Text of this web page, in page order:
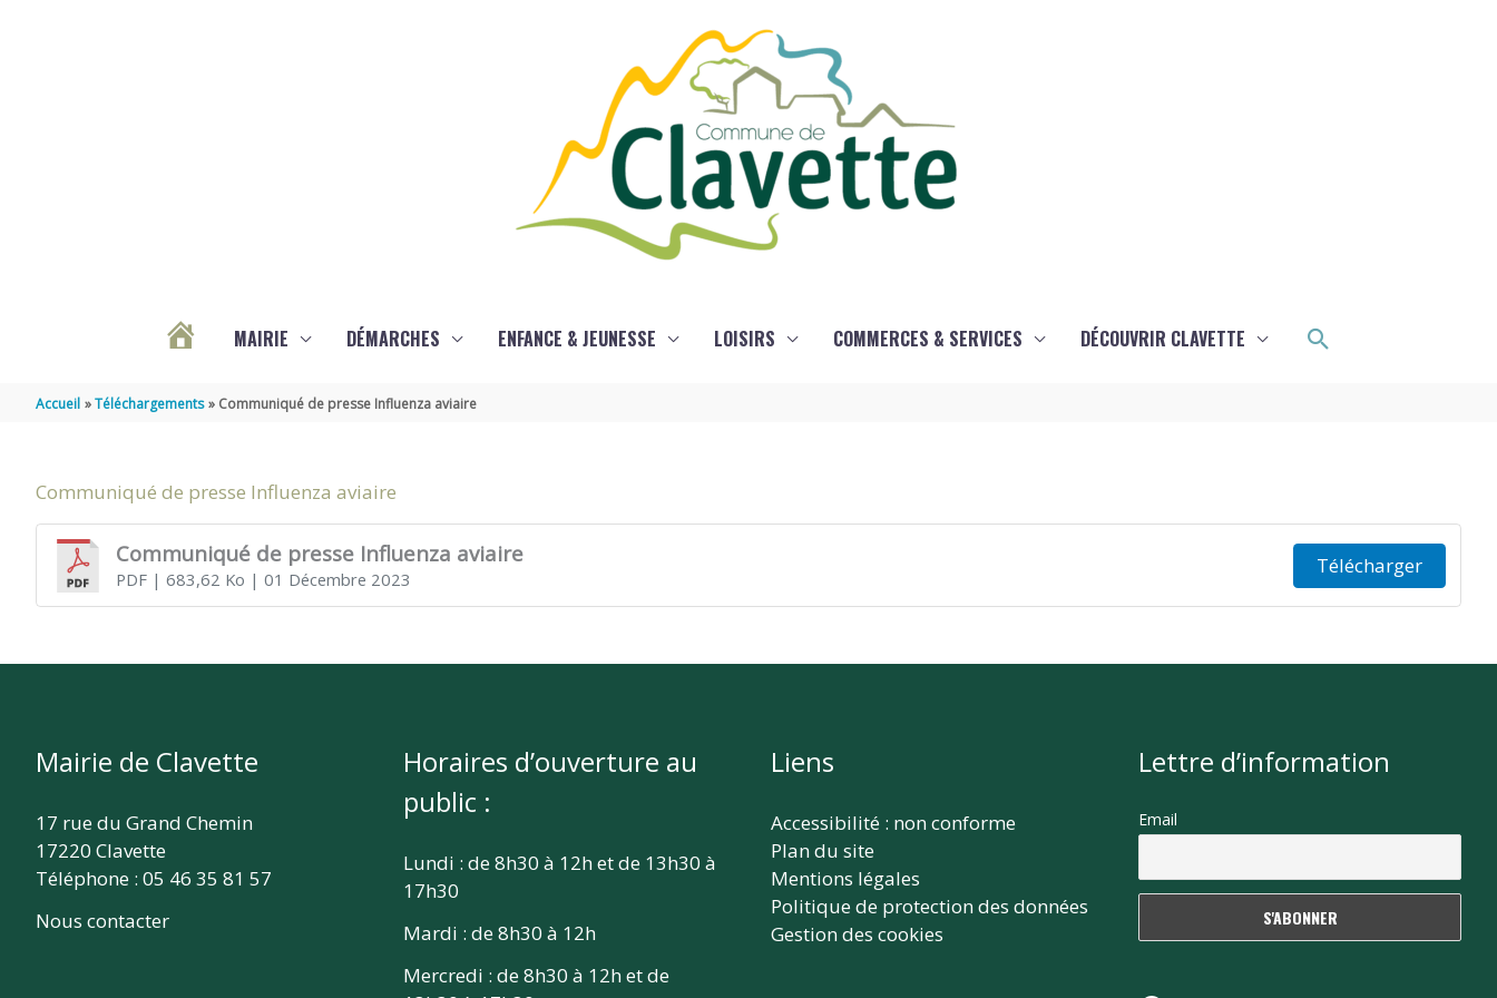
MAIRIE DÉMARCHES ENFANCE & JEUNESSE LOISIRS COMMERCES & SERVICES DÉCOUVRIR CLAVETTE Rechercher
Accueil Téléchargements Communiqué de presse Influenza aviaire
Communiqué de presse Influenza aviaire
Communiqué de presse Influenza aviaire
PDF| 683,62 Ko | 01 Décembre 2023
Télécharger
Mairie de Clavette
17 rue du Grand Chemin
17220 Clavette
Téléphone : 05 46 35 81 57
Nous contacter
Horaires d’ouverture au
public :
Lundi : de 8h30 à 12h et de 13h30 à
17h30
Mardi : de 8h30 à 12h
Mercredi : de 8h30 à 12h et de
Liens
Accessibilité : non conforme
Plan du site
Mentions légales
Politique de protection des données
Gestion des cookies
Lettre d’information
Email